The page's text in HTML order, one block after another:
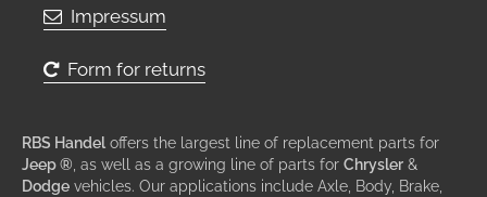
Impressum
Form for returns
RBS Handel offers the largest line of replacement parts for
Jeep ® , as well as a growing line of parts for Chrysler &
Dodge vehicles. Our applications include Axle, Body, Brake,